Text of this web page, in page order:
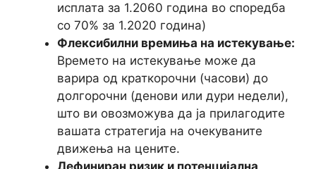
исплата за 1.2060 година во споредба
со 70% за 1.2020 година)
Флексибилни времиња на истекување:
Времето на истекување може да
варира од краткорочни (часови) до
долгорочни (денови или дури недели),
што ви овозможува да ја прилагодите
вашата стратегија на очекуваните
движења на цените.